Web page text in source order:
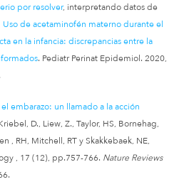
por resolver, interpretando datos de
Uso de acetaminofén materno durante el
en la infancia: discrepancias entre la
. Pediatr Perinat Epidemiol. 2020,
embarazo: un llamado a la acción
D., Liew, Z., Taylor, HS, Bornehag,
, RH, Mitchell, RT y Skakkebaek, NE,
, 17 (12), pp.757-766. Nature Reviews